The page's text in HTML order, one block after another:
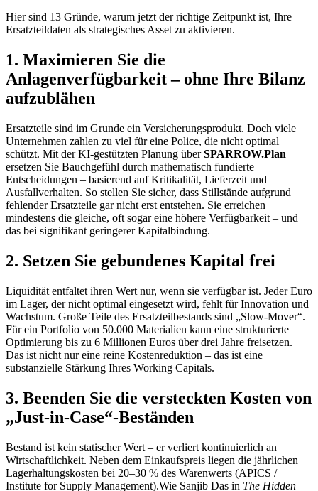
Hier sind 13 Gründe, warum jetzt der richtige Zeitpunkt ist, Ihre
Ersatzteildaten als strategisches Asset zu aktivieren.
1. Maximieren Sie die
Anlagenverfügbarkeit – ohne Ihre Bilanz
aufzublähen
Ersatzteile sind im Grunde ein Versicherungsprodukt. Doch viele
Unternehmen zahlen zu viel für eine Police, die nicht optimal
schützt. Mit der KI-gestützten Planung überSPARROW.Plan
ersetzen Sie Bauchgefühl durch mathematisch fundierte
Entscheidungen – basierend auf Kritikalität, Lieferzeit und
Ausfallverhalten. So stellen Sie sicher, dass Stillstände aufgrund
fehlender Ersatzteile gar nicht erst entstehen. Sie erreichen
mindestens die gleiche, oft sogar eine höhere Verfügbarkeit – und
das bei signifikant geringerer Kapitalbindung.
2. Setzen Sie gebundenes Kapital frei
Liquidität entfaltet ihren Wert nur, wenn sie verfügbar ist. Jeder Euro
im Lager, der nicht optimal eingesetzt wird, fehlt für Innovation und
Wachstum. Große Teile des Ersatzteilbestands sind „Slow-Mover“.
Für ein Portfolio von 50.000 Materialien kann eine strukturierte
Optimierung bis zu 6 Millionen Euros über drei Jahre freisetzen.
Das ist nicht nur eine reine Kostenreduktion – das ist eine
substanzielle Stärkung Ihres Working Capitals.
3. Beenden Sie die versteckten Kosten von
„Just-in-Case“-Beständen
Bestand ist kein statischer Wert – er verliert kontinuierlich an
Wirtschaftlichkeit. Neben dem Einkaufspreis liegen die jährlichen
Lagerhaltungskosten bei 20–30 % des Warenwerts (APICS /
Institute for Supply Management).Wie Sanjib Das in The Hidden